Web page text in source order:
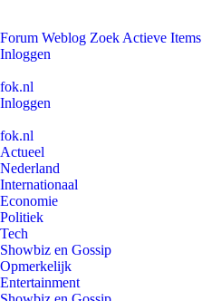
Forum Weblog Zoek Actieve Items
Inloggen
fok.nl
Inloggen
fok.nl
Actueel
Nederland
Internationaal
Economie
Politiek
Tech
Showbiz en Gossip
Opmerkelijk
Entertainment